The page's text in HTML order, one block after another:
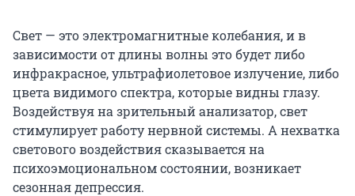
Свет — это электромагнитные колебания, и в
зависимости от длины волны это будет либо
инфракрасное, ультрафиолетовое излучение, либо
цвета видимого спектра, которые видны глазу.
Воздействуя на зрительный анализатор, свет
стимулирует работу нервной системы. А нехватка
светового воздействия сказывается на
психоэмоциональном состоянии, возникает
сезонная депрессия.